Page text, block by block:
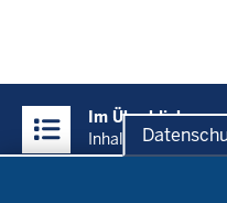
Inhalte
Im Überblick
Inhalt